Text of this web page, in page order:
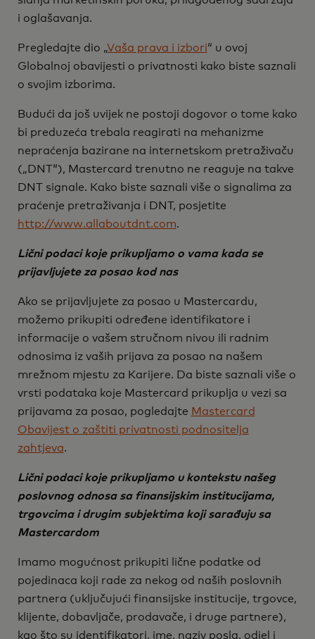
i oglašavanja.
Pregledajte dio „Vaša prava i izbori“ u ovoj
Globalnoj obavijesti o privatnosti kako biste saznali
o svojim izborima.
Budući da još uvijek ne postoji dogovor o tome kako
bi preduzeća trebala reagirati na mehanizme
nepraćenja bazirane na internetskom pretraživaču
(„DNT“), Mastercard trenutno ne reaguje na takve
DNT signale. Kako biste saznali više o signalima za
praćenje pretraživanja i DNT, posjetite
http://www.allaboutdnt.com.
Lični podaci koje prikupljamo o vama kada se
prijavljujete za posao kod nas
Ako se prijavljujete za posao u Mastercardu,
možemo prikupiti određene identifikatore i
informacije o vašem stručnom nivou ili radnim
odnosima iz vaših prijava za posao na našem
mrežnom mjestu za Karijere. Da biste saznali više o
vrsti podataka koje Mastercard prikuplja u vezi sa
prijavama za posao, pogledajte Mastercard
Obavijest o zaštiti privatnosti podnositelja
zahtjeva.
Lični podaci koje prikupljamo u kontekstu našeg
poslovnog odnosa sa finansijskim institucijama,
trgovcima i drugim subjektima koji sarađuju sa
Mastercardom
Imamo mogućnost prikupiti lične podatke od
pojedinaca koji rade za nekog od naših poslovnih
partnera (uključujući finansijske institucije, trgovce,
klijente, dobavljače, prodavače, i druge partnere),
kao što su identifikatori, ime, naziv posla, odjel i